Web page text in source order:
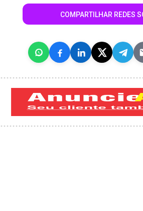
COMPARTILHAR REDES